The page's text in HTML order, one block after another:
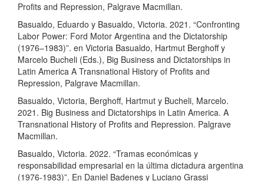
Profits and Repression, Palgrave Macmillan.
Basualdo, Eduardo y Basualdo, Victoria. 2021. “Confronting
Labor Power: Ford Motor Argentina and the Dictatorship
(1976–1983)”. en Victoria Basualdo, Hartmut Berghoff y
Marcelo Bucheli (Eds.), Big Business and Dictatorships in
Latin America A Transnational History of Profits and
Repression, Palgrave Macmillan.
Basualdo, Victoria, Berghoff, Hartmut y Bucheli, Marcelo.
2021. Big Business and Dictatorships in Latin America. A
Transnational History of Profits and Repression. Palgrave
Macmillan.
Basualdo, Victoria. 2022. “Tramas económicas y
responsabilidad empresarial en la última dictadura argentina
(1976-1983)”. En Daniel Badenes y Luciano Grassi